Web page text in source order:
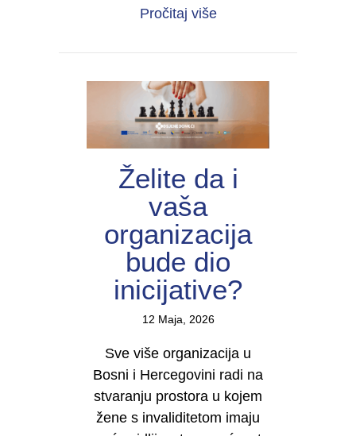
Pročitaj višeabout Forum žena s
Želite da i
vaša
organizacija
bude dio
inicijative?
12 Maja, 2026
Sve više organizacija u
Bosni i Hercegovini radi na
stvaranju prostora u kojem
žene s invaliditetom imaju